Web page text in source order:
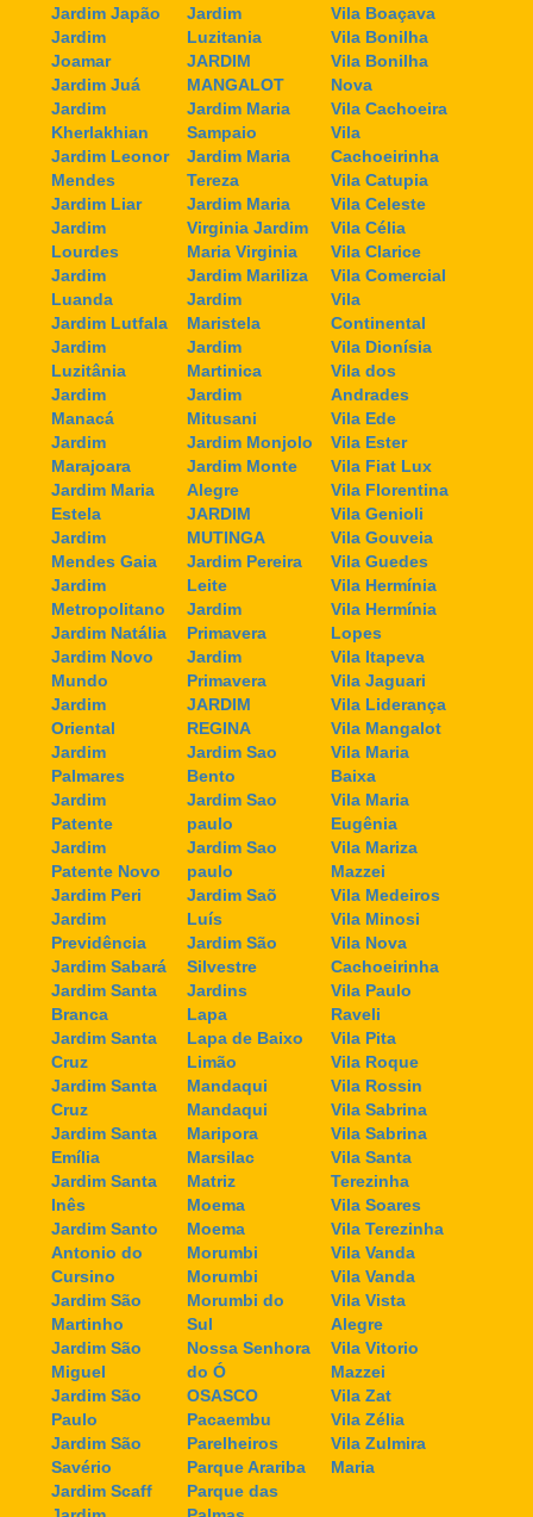
Jardim Japão
Jardim
Joamar
Jardim Juá
Jardim
Kherlakhian
Jardim Leonor
Mendes
Jardim Liar
Jardim
Lourdes
Jardim
Luanda
Jardim Lutfala
Jardim
Luzitânia
Jardim
Manacá
Jardim
Marajoara
Jardim Maria
Estela
Jardim
Mendes Gaia
Jardim
Metropolitano
Jardim Natália
Jardim Novo
Mundo
Jardim
Oriental
Jardim
Palmares
Jardim
Patente
Jardim
Patente Novo
Jardim Peri
Jardim
Previdência
Jardim Sabará
Jardim Santa
Branca
Jardim Santa
Cruz
Jardim Santa
Cruz
Jardim Santa
Emília
Jardim Santa
Inês
Jardim Santo
Antonio do
Cursino
Jardim São
Martinho
Jardim São
Miguel
Jardim São
Paulo
Jardim São
Savério
Jardim Scaff
Jardim
Luzitania
JARDIM
MANGALOT
Jardim Maria
Sampaio
Jardim Maria
Tereza
Jardim Maria
Virginia Jardim
Maria Virginia
Jardim Mariliza
Jardim
Maristela
Jardim
Martinica
Jardim
Mitusani
Jardim Monjolo
Jardim Monte
Alegre
JARDIM
MUTINGA
Jardim Pereira
Leite
Jardim
Primavera
Jardim
Primavera
JARDIM
REGINA
Jardim Sao
Bento
Jardim Sao
paulo
Jardim Sao
paulo
Jardim Saõ
Luís
Jardim São
Silvestre
Jardins
Lapa
Lapa de Baixo
Limão
Mandaqui
Mandaqui
Maripora
Marsilac
Matriz
Moema
Moema
Morumbi
Morumbi
Morumbi do
Sul
Nossa Senhora
do Ó
OSASCO
Pacaembu
Parelheiros
Parque Arariba
Parque das
Vila Boaçava
Vila Bonilha
Vila Bonilha
Nova
Vila Cachoeira
Vila
Cachoeirinha
Vila Catupia
Vila Celeste
Vila Célia
Vila Clarice
Vila Comercial
Vila
Continental
Vila Dionísia
Vila dos
Andrades
Vila Ede
Vila Ester
Vila Fiat Lux
Vila Florentina
Vila Genioli
Vila Gouveia
Vila Guedes
Vila Hermínia
Vila Hermínia
Lopes
Vila Itapeva
Vila Jaguari
Vila Liderança
Vila Mangalot
Vila Maria
Baixa
Vila Maria
Eugênia
Vila Mariza
Mazzei
Vila Medeiros
Vila Minosi
Vila Nova
Cachoeirinha
Vila Paulo
Raveli
Vila Pita
Vila Roque
Vila Rossin
Vila Sabrina
Vila Sabrina
Vila Santa
Terezinha
Vila Soares
Vila Terezinha
Vila Vanda
Vila Vanda
Vila Vista
Alegre
Vila Vitorio
Mazzei
Vila Zat
Vila Zélia
Vila Zulmira
Maria